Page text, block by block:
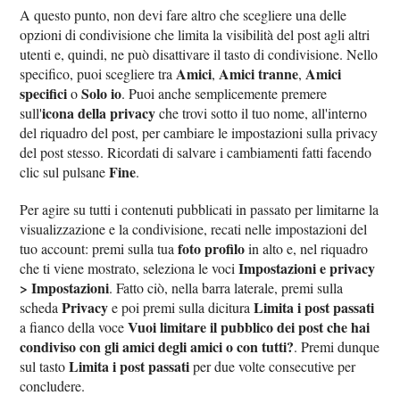
A questo punto, non devi fare altro che scegliere una delle
opzioni di condivisione che limita la visibilità del post agli altri
utenti e, quindi, ne può disattivare il tasto di condivisione. Nello
specifico, puoi scegliere tra Amici, Amici tranne, Amici
specificioSolo io. Puoi anche semplicemente premere
sull'icona della privacyche trovi sotto il tuo nome, all'interno
del riquadro del post, per cambiare le impostazioni sulla privacy
del post stesso. Ricordati di salvare i cambiamenti fatti facendo
clic sul pulsaneFine.
Per agire su tutti i contenuti pubblicati in passato per limitarne la
visualizzazione e la condivisione, recati nelle impostazioni del
tuo account: premi sulla tuafoto profiloin alto e, nel riquadro
che ti viene mostrato, seleziona le vociImpostazioni e privacy
> Impostazioni. Fatto ciò, nella barra laterale, premi sulla
schedaPrivacye poi premi sulla dicituraLimita i post passati
a fianco della voceVuoi limitare il pubblico dei post che hai
condiviso con gli amici degli amici o con tutti?. Premi dunque
sul tastoLimita i post passatiper due volte consecutive per
concludere.